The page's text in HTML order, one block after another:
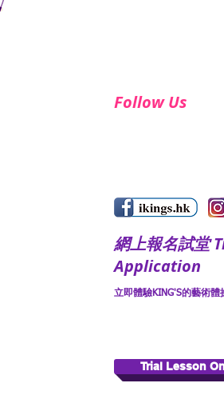
Follow Us
網上報名試堂
Application
立即體驗KING'S的藝術體
Trial Lesson